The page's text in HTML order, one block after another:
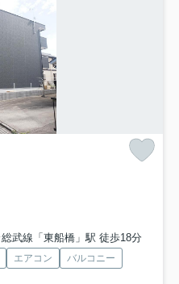
総武線「東船橋」駅 徒歩18分
エアコン
バルコニー